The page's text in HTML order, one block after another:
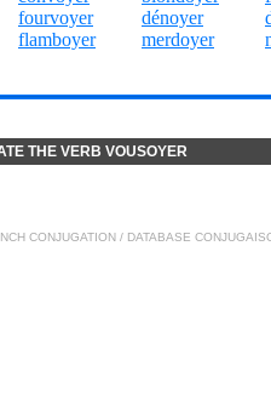
fourvoyer
flamboyer
dénoyer
merdoyer
THE VERB VOUSOYER
CONJUGATION / DATABASE